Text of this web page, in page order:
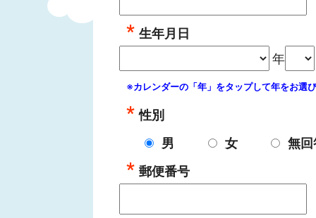
生年月日
年
※カレンダーの「年」をタップして年をお選び
性別
男
女
無回
郵便番号